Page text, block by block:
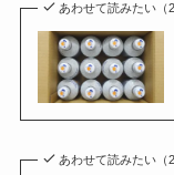
あわせて読みたい（
あわせて読みたい（